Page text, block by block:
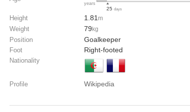
years
25days
Height 1.81m
Weight 79 kg
Position Goalkeeper
Foot Right-footed
Nationality
Profile Wikipedia